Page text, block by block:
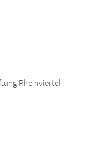
Rheinviertel